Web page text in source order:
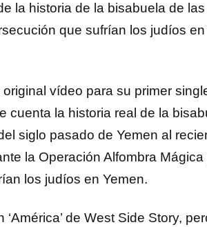
la historia de la bisabuela de
que sufrían los judíos
vídeo para su primer
cuenta la historia real de la
siglo pasado de Yemen al
la Operación Alfombra
los judíos en Yemen.
de West Side Story,